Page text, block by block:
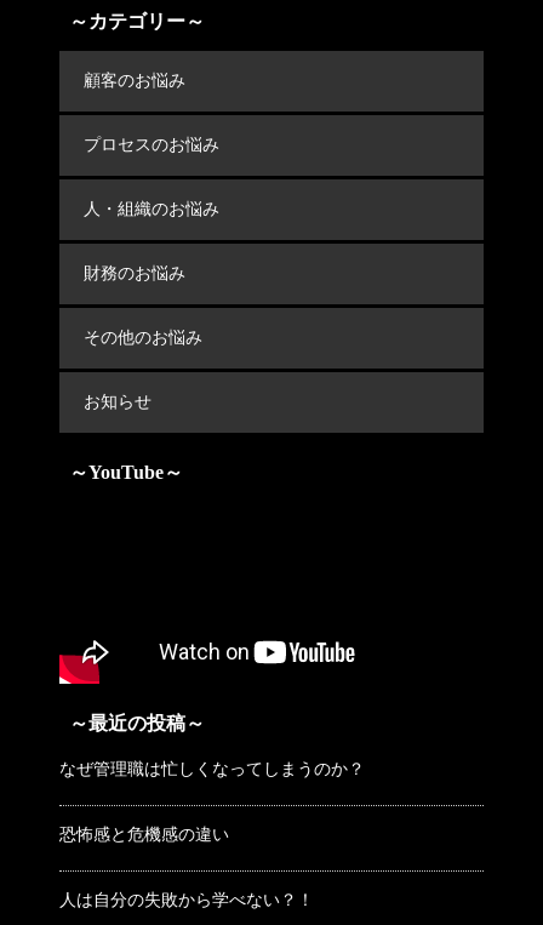
～カテゴリー～
顧客のお悩み
プロセスのお悩み
人・組織のお悩み
財務のお悩み
その他のお悩み
お知らせ
～YouTube～
～最近の投稿～
なぜ管理職は忙しくなってしまうのか？
恐怖感と危機感の違い
人は自分の失敗から学べない？！